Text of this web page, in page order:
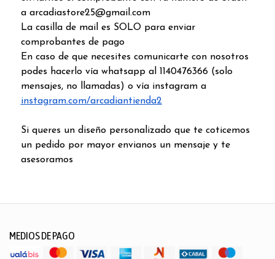
a arcadiastore25@gmail.com
La casilla de mail es SOLO para enviar
comprobantes de pago
En caso de que necesites comunicarte con nosotros
podes hacerlo vía whatsapp al 1140476366 (solo
mensajes, no llamadas) o vía instagram a
instagram.com/arcadiantienda2
Si queres un diseño personalizado que te coticemos
un pedido por mayor envianos un mensaje y te
asesoramos
MEDIOS DE PAGO